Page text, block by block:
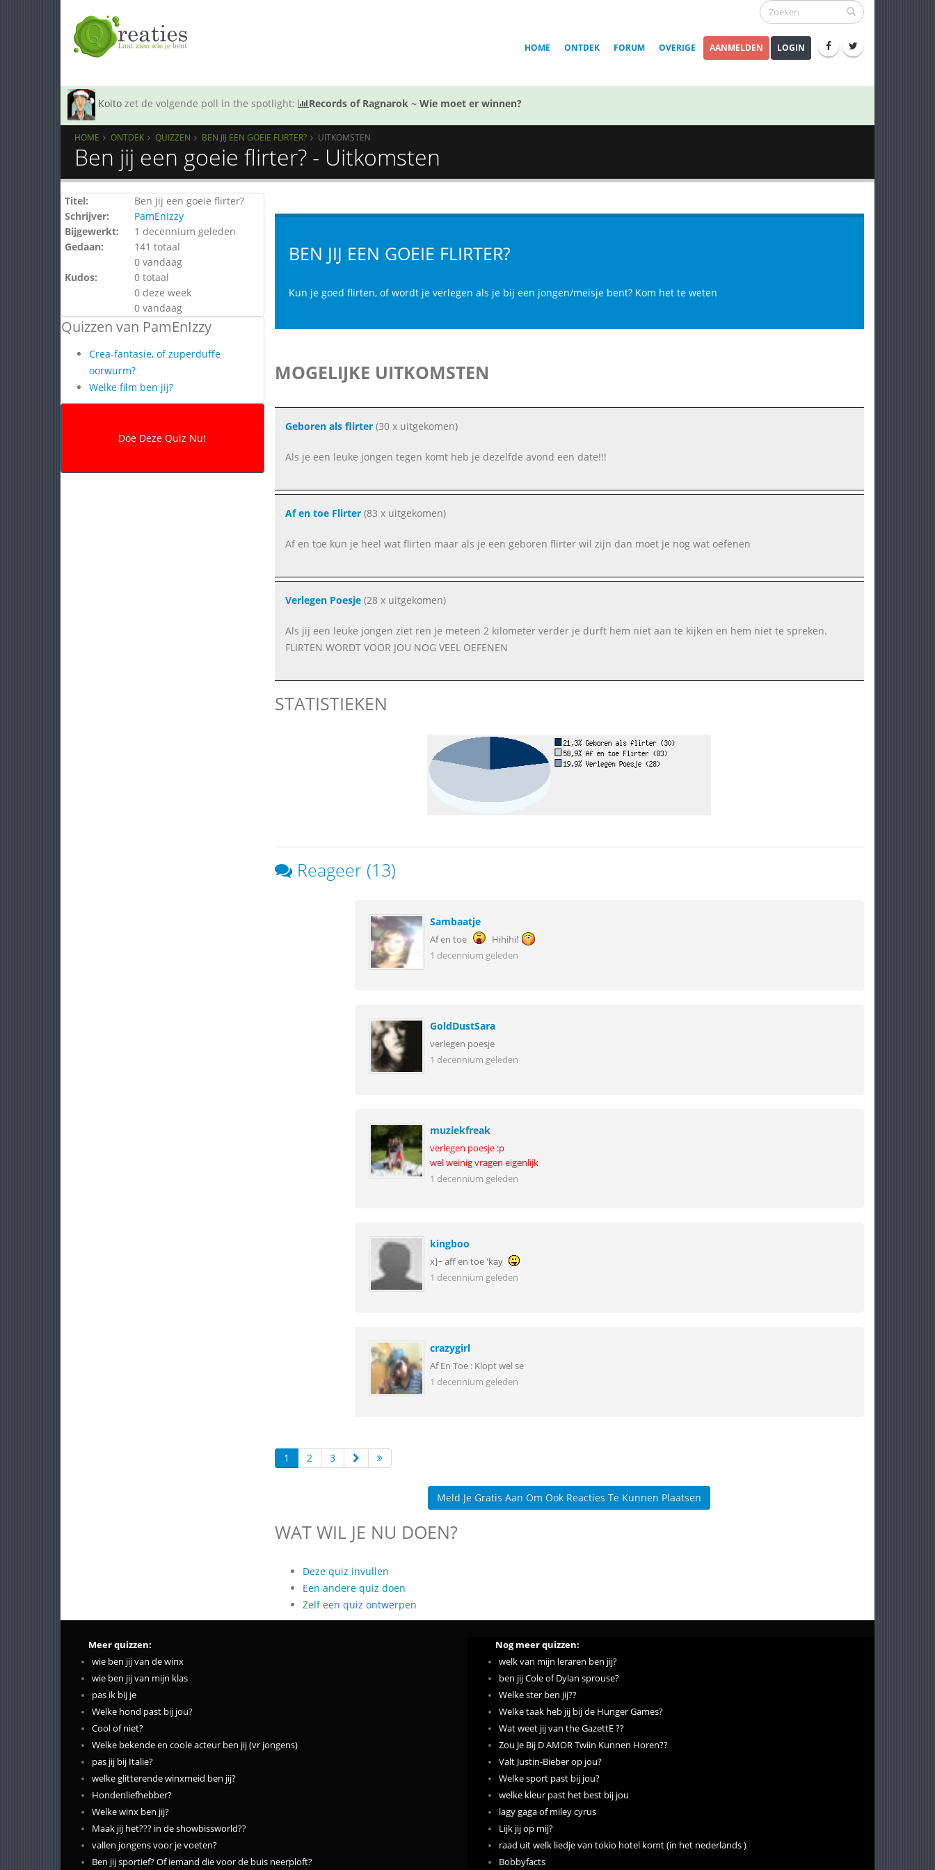
HOME ONTDEK FORUM OVERIGE AANMELDEN LOGIN
Koito zet de volgende poll in the spotlight: Records of Ragnarok ~ Wie moet er winnen?
HOME ONTDEK QUIZZEN BEN JIJ EEN GOEIE FLIRTER? UITKOMSTEN
Ben jij een goeie flirter? - Uitkomsten
Titel:
Ben jij een goeie flirter?
Schrijver:
PamEnIzzy
Bijgewerkt:
1 decennium geleden
Gedaan:
141 totaal
0 vandaag
Kudos:
0 totaal
0 deze week
0 vandaag
Quizzen van PamEnIzzy
Crea-fantasie, of zuperduffe
oorwurm?
Welke film ben jij?
BEN JIJ EEN GOEIE FLIRTER?
Kun je goed flirten, of wordt je verlegen als je bij een jongen/meisje bent? Kom het te weten
MOGELIJKE UITKOMSTEN
Geboren als flirter(30 x uitgekomen)
Als je een leuke jongen tegen komt heb je dezelfde avond een date!!!
Af en toe Flirter(83 x uitgekomen)
Af en toe kun je heel wat flirten maar als je een geboren flirter wil zijn dan moet je nog wat oefenen
Verlegen Poesje(28 x uitgekomen)
Als jij een leuke jongen ziet ren je meteen 2 kilometer verder je durft hem niet aan te kijken en hem niet te spreken.
FLIRTEN WORDT VOOR JOU NOG VEEL OEFENEN
STATISTIEKEN
Reageer (13)
Sambaatje
Af en toe
Hihihi!
1 decennium geleden
GoldDustSara
verlegen poesje
1 decennium geleden
muziekfreak
verlegen poesje :p
wel weinig vragen eigenlijk
1 decennium geleden
kingboo
x]~ aff en toe 'kay
1 decennium geleden
crazygirl
Af En Toe : Klopt wel se
1 decennium geleden
1 2 3
Meld Je Gratis Aan Om Ook Reacties Te Kunnen Plaatsen
WAT WIL JE NU DOEN?
Deze quiz invullen
Een andere quiz doen
Zelf een quiz ontwerpen
Meer quizzen:
wie ben jij van de winx
wie ben jij van mijn klas
pas ik bij je
Welke hond past bij jou?
Cool of niet?
Welke bekende en coole acteur ben jij (vr jongens)
pas jij bij Italie?
welke glitterende winxmeid ben jij?
Hondenliefhebber?
Welke winx ben jij?
Maak jij het??? in de showbissworld??
vallen jongens voor je voeten?
Ben jij sportief? Of iemand die voor de buis neerploft?
Nog meer quizzen:
welk van mijn leraren ben jij?
ben jij Cole of Dylan sprouse?
Welke ster ben jij??
Welke taak heb jij bij de Hunger Games?
Wat weet jij van the GazettE ??
Zou Je Bij D AMOR Twiin Kunnen Horen??
Valt Justin-Bieber op jou?
Welke sport past bij jou?
welke kleur past het best bij jou
lagy gaga of miley cyrus
Lijk jij op mij?
raad uit welk liedje van tokio hotel komt (in het nederlands )
Bobbyfacts